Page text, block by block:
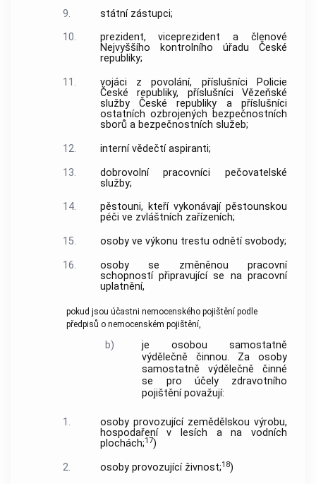
9.
státní zástupci;
10.
prezident, viceprezident a členové
Nejvyššího kontrolního úřadu České
republiky;
11.
vojáci z povolání, příslušníci Policie
České republiky, příslušníci Vězeňské
služby České republiky a příslušníci
ostatních ozbrojených bezpečnostních
sborů a bezpečnostních služeb;
12.
interní vědečtí aspiranti;
13.
dobrovolní pracovníci pečovatelské
služby;
14.
pěstouni, kteří vykonávají pěstounskou
péči ve zvláštních zařízeních;
15.
osoby ve výkonu trestu odnětí svobody;
16.
osoby se změněnou pracovní
schopností připravující se na pracovní
uplatnění,
pokud jsou účastni nemocenského pojištění podle
předpisů o nemocenském pojištění,
b)
je osobou samostatně
výdělečně činnou. Za osoby
samostatně výdělečně činné
se pro účely zdravotního
pojištění považují:
1.
osoby provozující zemědělskou výrobu,
hospodaření v lesích a na vodních
plochách;17)
2.
osoby provozující živnost;18)